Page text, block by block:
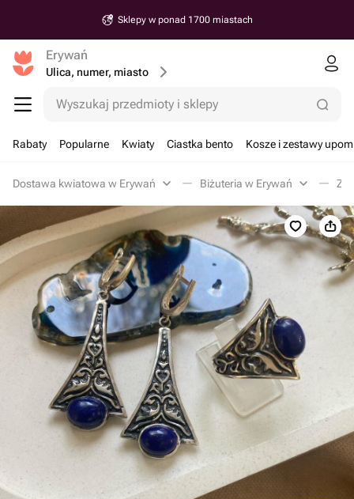
Sklepy w ponad 1700 miastach
Erywań
Ulica, numer, miasto
Wyszukaj przedmioty i sklepy
Rabaty Popularne Kwiaty Ciastka bento Kosze i zestawy
Dostawa kwiatowa w Erywań Biżuteria w Erywań